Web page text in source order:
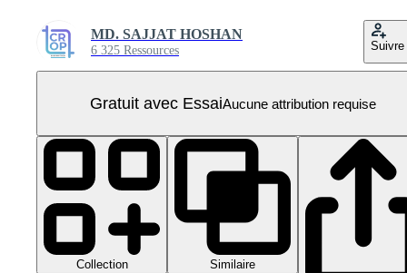
MD. SAJJAT HOSHAN
6 325 Ressources Suivre
Gratuit avec EssaiAucune attribution requise
Collection Similaire